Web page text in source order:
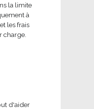
la limite
à
les frais
charge.
d'aider